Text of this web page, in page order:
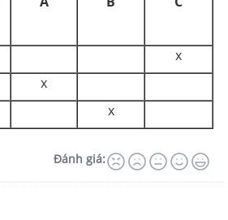
x
x
x
Đánh giá: